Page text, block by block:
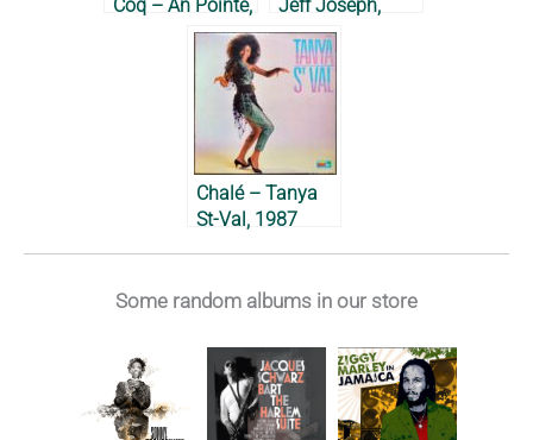
Coq – An Pointe,
Jeff Joseph,
1985
Chalé – Tanya
St-Val, 1987
Some random albums in our store